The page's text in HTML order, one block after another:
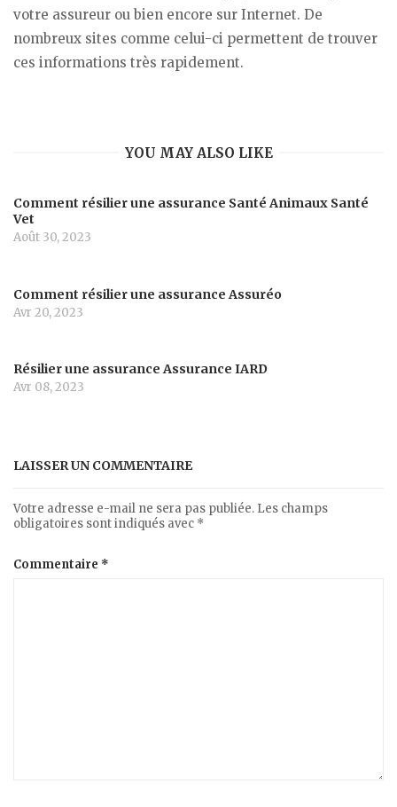
votre assureur ou bien encore sur Internet. De
nombreux sites comme celui-ci permettent de trouver
ces informations très rapidement.
YOU MAY ALSO LIKE
Comment résilier une assurance Santé Animaux Santé
Vet
Août 30, 2023
Comment résilier une assurance Assuréo
Avr 20, 2023
Résilier une assurance Assurance IARD
Avr 08, 2023
LAISSER UN COMMENTAIRE
Votre adresse e-mail ne sera pas publiée. Les champs
obligatoires sont indiqués avec *
Commentaire *